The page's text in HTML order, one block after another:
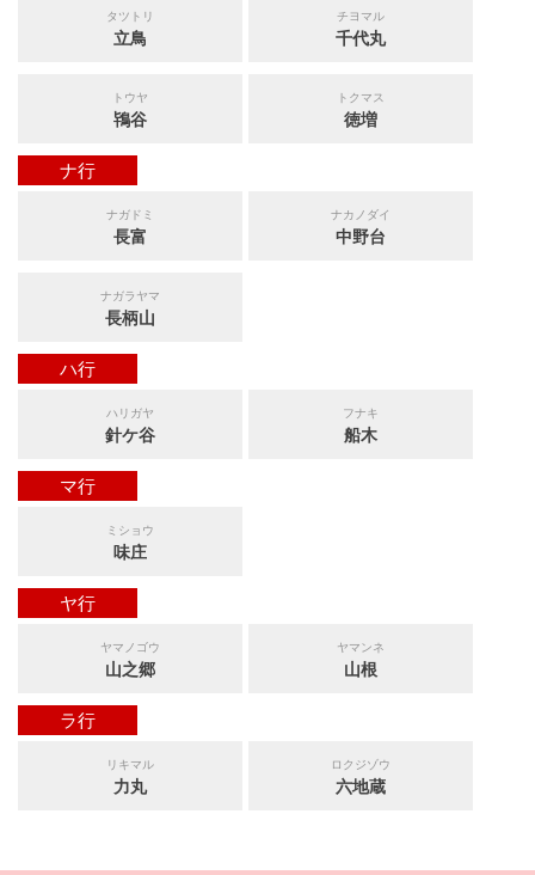
タツトリ
立鳥
チヨマル
千代丸
トウヤ
鴇谷
トクマス
徳増
ナ行
ナガドミ
長富
ナカノダイ
中野台
ナガラヤマ
長柄山
ハ行
ハリガヤ
針ケ谷
フナキ
船木
マ行
ミショウ
味庄
ヤ行
ヤマノゴウ
山之郷
ヤマンネ
山根
ラ行
リキマル
力丸
ロクジゾウ
六地蔵